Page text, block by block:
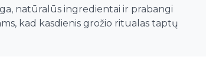
natūralūs ingredientai ir prabangi
kad kasdienis grožio ritualas taptų